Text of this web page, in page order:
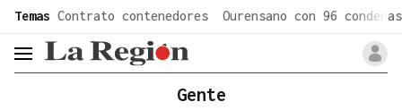
Temas Contrato contenedores Ourensano con 96 condenas
header.menu.open
Gente